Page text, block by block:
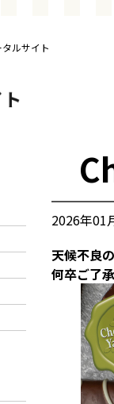
ルサイト
ビジネス・企業
その他
2026年01
天候不良
何卒ご了